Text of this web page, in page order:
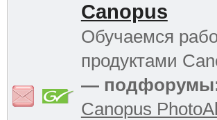
Canopus
Обучаемся
продуктами
—
Canopus